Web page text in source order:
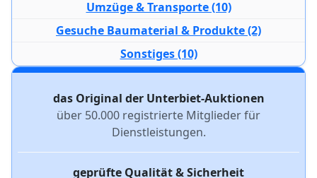
Umzüge & Transporte (10)
Gesuche Baumaterial & Produkte (2)
Sonstiges (10)
das Original der Unterbiet-Auktionen
über 50.000 registrierte Mitglieder für
Dienstleistungen.
geprüfte Qualität & Sicherheit